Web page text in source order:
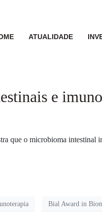
ATUALIDADE
e
que o microbioma intestinal
Bial Award in